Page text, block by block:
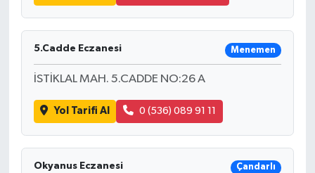
5.Cadde Eczanesi Menemen
İSTİKLAL MAH. 5.CADDE NO:26 A
Yol Tarifi Al 0 (536) 089 91 11
Okyanus Eczanesi Çandarlı